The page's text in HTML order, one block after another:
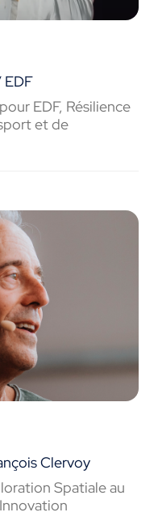
EDF
EDF, Résilience
et de
Clervoy
Spatiale au